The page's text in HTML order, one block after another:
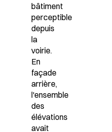
bâtiment
perceptible
depuis
la
voirie.
En
façade
arrière,
l'ensemble
des
élévations
avait